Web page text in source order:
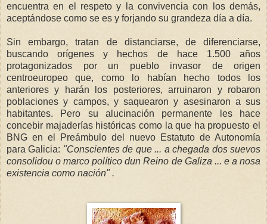
encuentra en el respeto y la convivencia con los demás,
aceptándose como se es y forjando su grandeza día a día.
Sin embargo, tratan de distanciarse, de diferenciarse,
buscando orígenes y hechos de hace 1.500 años
protagonizados por un pueblo invasor de origen
centroeuropeo que, como lo habían hecho todos los
anteriores y harán los posteriores, arruinaron y robaron
poblaciones y campos, y saquearon y asesinaron a sus
habitantes. Pero su alucinación permanente les hace
concebir majaderías históricas como la que ha propuesto el
BNG en el Preámbulo del nuevo Estatuto de Autonomía
para Galicia: "Conscientes de que ... a chegada dos suevos
consolidou o marco político dun Reino de Galiza ... e a nosa
existencia como nación" .